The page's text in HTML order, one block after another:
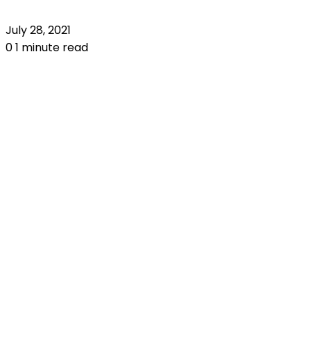
July 28, 2021
01 minute read